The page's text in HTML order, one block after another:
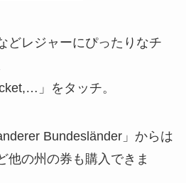
どレジャーにぴったりなチ
」をタッチ。
Bundesländer」からは
他の州の券も購入できま